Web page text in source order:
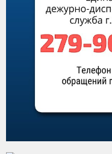
Виды деятельности
Обслуживание
УГЗ рекомендует
Как стать